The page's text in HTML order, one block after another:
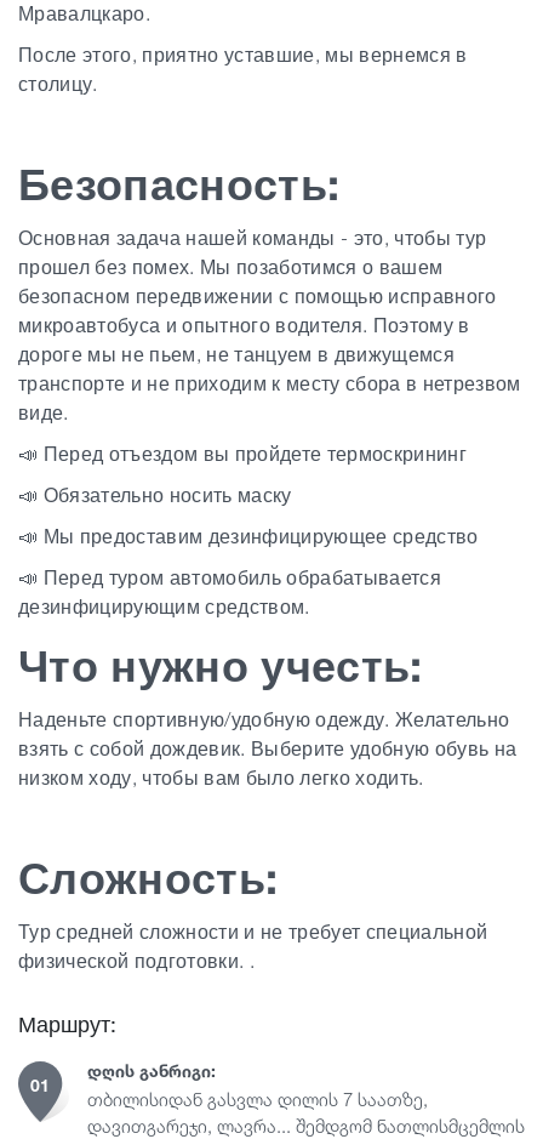
Мравалцкаро.
После этого, приятно уставшие, мы вернемся в
столицу.
Безопасность:
Основная задача нашей команды - это, чтобы тур
прошел без помех. Мы позаботимся о вашем
безопасном передвижении с помощью исправного
микроавтобуса и опытного водителя. Поэтому в
дороге мы не пьем, не танцуем в движущемся
транспорте и не приходим к месту сбора в нетрезвом
виде.
📣 Перед отъездом вы пройдете термоскрининг
📣 Обязательно носить маску
📣 Мы предоставим дезинфицирующее средство
📣 Перед туром автомобиль обрабатывается
дезинфицирующим средством.
Что нужно учесть:
Наденьте спортивную/удобную одежду. Желательно
взять с собой дождевик. Выберите удобную обувь на
низком ходу, чтобы вам было легко ходить.
Сложность:
Тур средней сложности и не требует специальной
физической подготовки. .
Маршрут:
01
ᲓᲦᲘᲡ ᲒᲐᲜᲠᲘᲒᲘ:
თბილისიდან გასვლა დილის 7 საათზე,
დავითგარეჯი, ლავრა... შემდგომ ნათლისმცემლის